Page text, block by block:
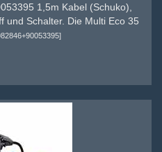
1,5m Kabel (Schuko),
und Schalter. Die Multi Eco 35